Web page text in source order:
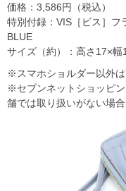
価格：3,586円（税込）
特別付録：VIS［ビス］フ
BLUE
サイズ（約）：高さ17×幅
※スマホショルダー以外
※セブンネットショッピ
舗では取り扱いがない場合